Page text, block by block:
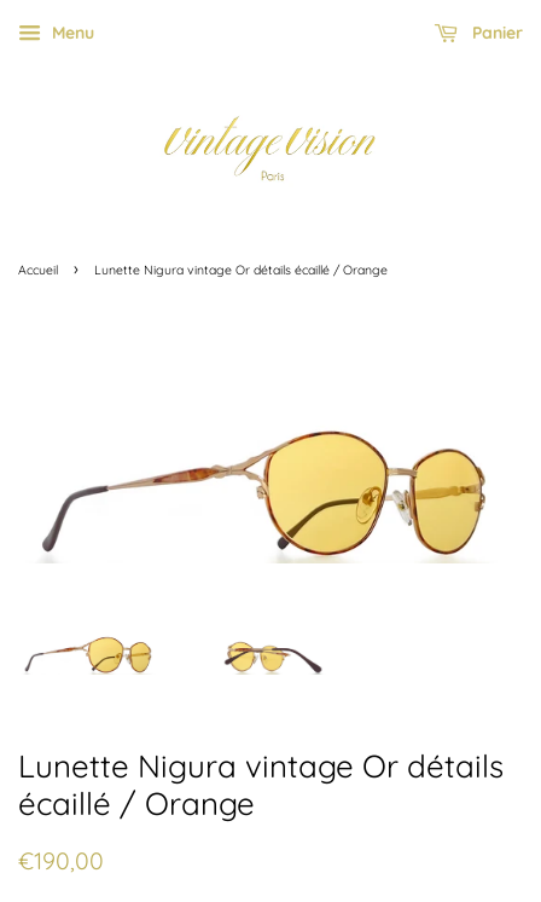
Menu Panier
Accueil › Lunette Nigura vintage Or détails écaillé / Orange
Lunette Nigura vintage Or détails
écaillé / Orange
Prix
€190,00